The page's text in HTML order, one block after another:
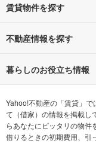
賃貸物件を探す
路線・駅から探す
通勤時間から探す
不動産会社から探す
テーマから探す
不動産情報を探す
不動産・住宅
新築マンション
新築一戸建て
暮らしのお役立ち情報
マンションカタログ
Yahoo!不動産の「賃貸」
て（借家）の情報を掲載し
らあなたにピッタリの物件
借りるときの初期費用、引